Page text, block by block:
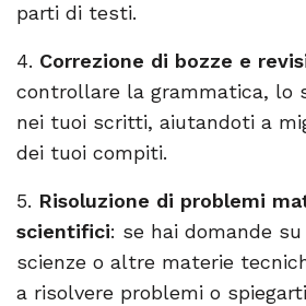
parti di testi.
4. Correzione di bozze e
controllare la grammatica, lo
nei tuoi scritti, aiutandoti a
dei tuoi compiti.
5. Risoluzione di problemi
scientifici: se hai domande
scienze o altre materie
a risolvere problemi o